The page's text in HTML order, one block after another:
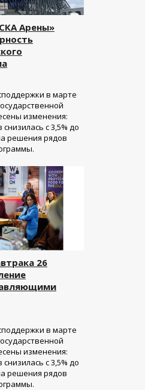
Арены»
в марте
изменения:
с 3,5% до
решения рядов
26
в марте
изменения:
с 3,5% до
решения рядов